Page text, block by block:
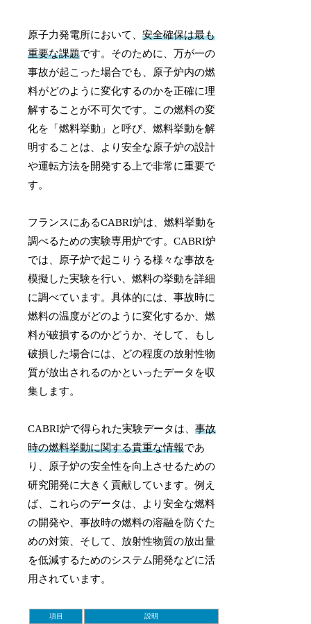
原子力発電所において、安全確保は最も
重要な課題です。そのために、万が一の
事故が起こった場合でも、原子炉内の燃
料がどのように変化するのかを正確に理
解することが不可欠です。この燃料の変
化を「燃料挙動」と呼び、燃料挙動を解
明することは、より安全な原子炉の設計
や運転方法を開発する上で非常に重要で
す。
フランスにあるCABRI炉は、燃料挙動を
調べるための実験専用炉です。CABRI炉
では、原子炉で起こりうる様々な事故を
模擬した実験を行い、燃料の挙動を詳細
に調べています。具体的には、事故時に
燃料の温度がどのように変化するか、燃
料が破損するのかどうか、そして、もし
破損した場合には、どの程度の放射性物
質が放出されるのかといったデータを収
集します。
CABRI炉で得られた実験データは、事故
時の燃料挙動に関する貴重な情報であ
り、原子炉の安全性を向上させるための
研究開発に大きく貢献しています。例え
ば、これらのデータは、より安全な燃料
の開発や、事故時の燃料の溶融を防ぐた
めの対策、そして、放射性物質の放出量
を低減するためのシステム開発などに活
用されています。
項目 説明